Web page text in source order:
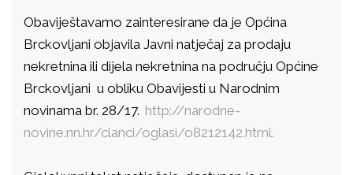
Obaviještavamo zainteresirane da je Općina
Brckovljani objavila Javni natječaj za prodaju
nekretnina ili dijela nekretnina na području Općine
Brckovljani u obliku Obavijesti u Narodnim
novinama br. 28/17. http://narodne-
novine.nn.hr/clanci/oglasi/o8212142.html.